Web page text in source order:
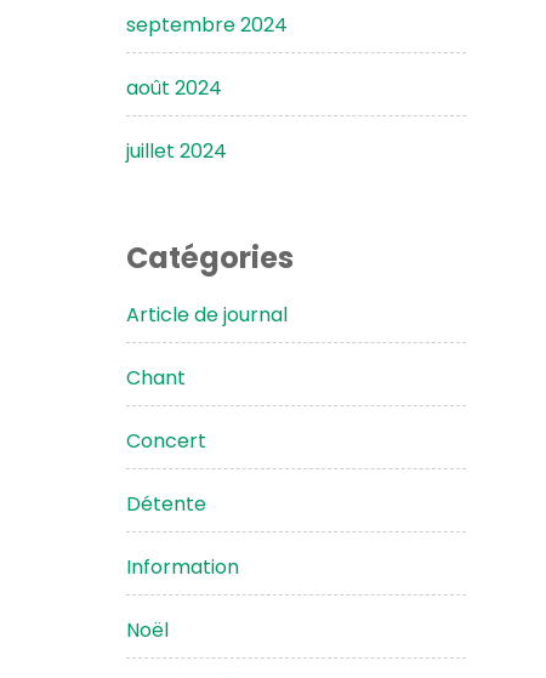
septembre 2024
août 2024
juillet 2024
Catégories
Article de journal
Chant
Concert
Détente
Information
Noël